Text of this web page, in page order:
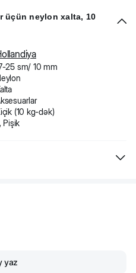
üçün neylon xalta, 10
25 sm/ 10 mm
(10 kg-dək)
Pişik
yaz